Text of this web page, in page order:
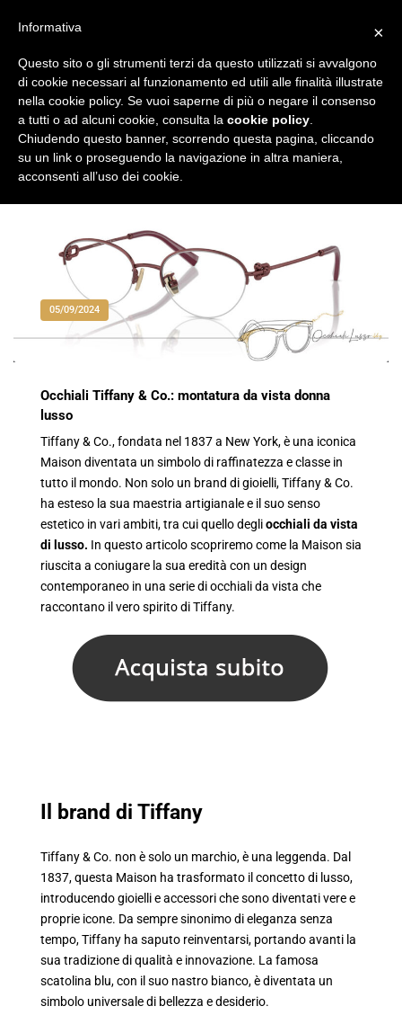
05/09/2024
Occhiali Tiffany & Co.: montatura da vista donna
lusso
Tiffany & Co., fondata nel 1837 a New York, è una iconica
Maison diventata un simbolo di raffinatezza e classe in
tutto il mondo. Non solo un brand di gioielli, Tiffany & Co.
ha esteso la sua maestria artigianale e il suo senso
estetico in vari ambiti, tra cui quello degliocchiali da vista
di lusso. In questo articolo scopriremo come la Maison sia
riuscita a coniugare la sua eredità con un design
contemporaneo in una serie di occhiali da vista che
raccontano il vero spirito di Tiffany.
Il brand di Tiffany
Tiffany & Co. non è solo un marchio, è una leggenda. Dal
1837, questa Maison ha trasformato il concetto di lusso,
introducendo gioielli e accessori che sono diventati vere e
proprie icone. Da sempre sinonimo di eleganza senza
tempo, Tiffany ha saputo reinventarsi, portando avanti la
sua tradizione di qualità e innovazione. La famosa
scatolina blu, con il suo nastro bianco, è diventata un
simbolo universale di bellezza e desiderio.
×
Informativa
Questo sito o gli strumenti terzi da questo utilizzati si avvalgono
di cookie necessari al funzionamento ed utili alle finalità illustrate
nella cookie policy. Se vuoi saperne di più o negare il consenso
a tutti o ad alcuni cookie, consulta la cookie policy
Chiudendo questo banner, scorrendo questa pagina, cliccando
su un link o proseguendo la navigazione in altra maniera,
acconsenti all’uso dei cookie.